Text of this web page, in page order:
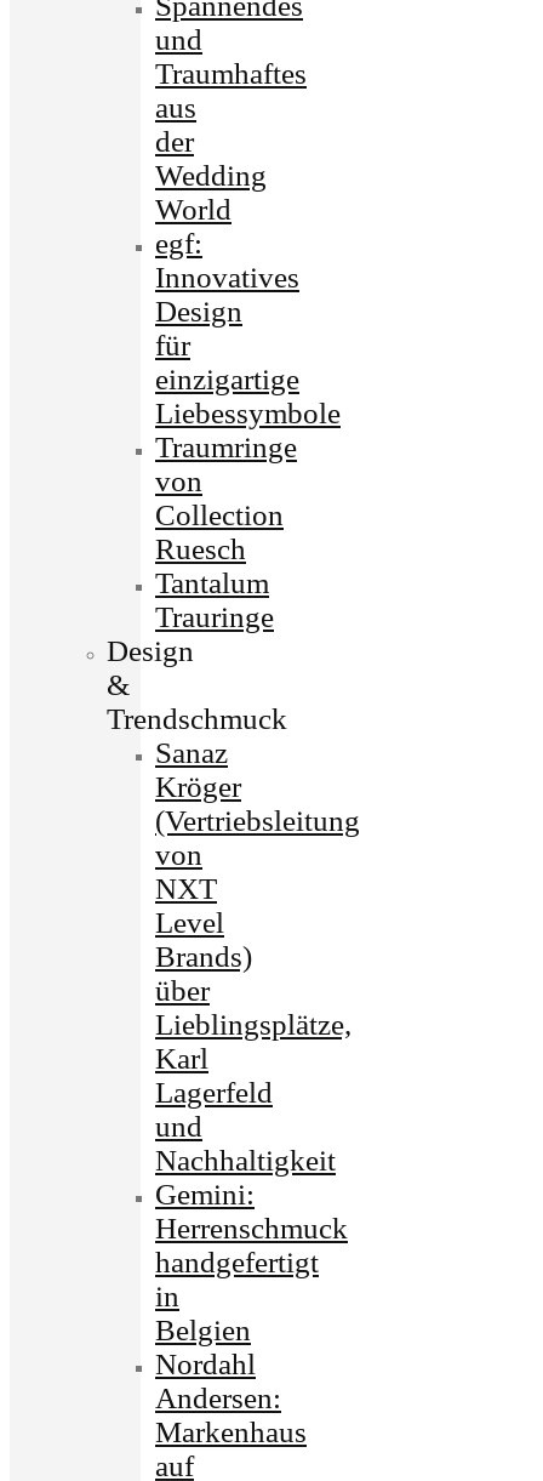
und
Traumhaftes
aus
der
Wedding
World
egf:
Innovatives
Design
für
einzigartige
Liebessymbole
Traumringe
von
Collection
Ruesch
Tantalum
Trauringe
Design
&
Trendschmuck
Sanaz
Kröger
(Vertriebsleitung
von
NXT
Level
Brands)
über
Lieblingsplätze,
Karl
Lagerfeld
und
Nachhaltigkeit
Gemini:
Herrenschmuck
handgefertigt
in
Belgien
Nordahl
Andersen:
Markenhaus
auf